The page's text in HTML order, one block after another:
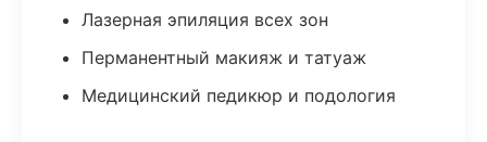
Лазерная эпиляция всех зон
Перманентный макияж и татуаж
Медицинский педикюр и подология